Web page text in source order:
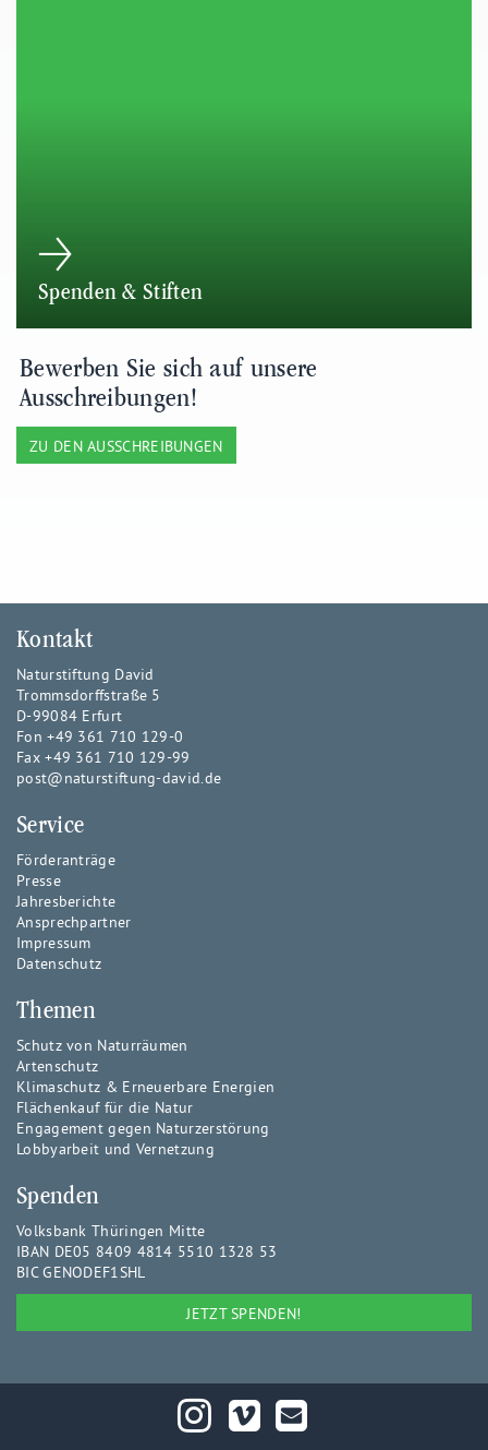
Spenden & Stiften
Bewerben Sie sich auf unsere
Ausschreibungen!
ZU DEN AUSSCHREIBUNGEN
Kontakt
Naturstiftung David
Trommsdorffstraße 5
D-99084 Erfurt
Fon +49 361 710 129-0
Fax +49 361 710 129-99
post@naturstiftung-david.de
Service
Förderanträge
Presse
Jahresberichte
Ansprechpartner
Impressum
Datenschutz
Themen
Schutz von Naturräumen
Artenschutz
Klimaschutz & Erneuerbare Energien
Flächenkauf für die Natur
Engagement gegen Naturzerstörung
Lobbyarbeit und Vernetzung
Spenden
Volksbank Thüringen Mitte
IBAN DE05 8409 4814 5510 1328 53
BIC GENODEF1SHL
JETZT SPENDEN!